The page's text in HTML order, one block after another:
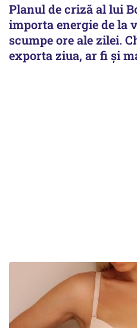
Planul de criză al lui
importa energie de la
scumpe ore ale zilei.
exporta ziua, ar fi și